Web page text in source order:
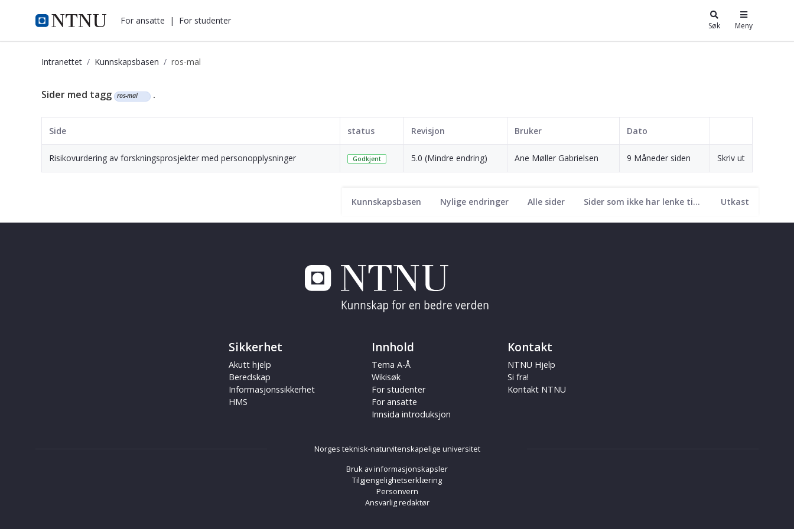
i.ntnu.no For ansatte | For studenter Søk Meny
Intranettet Kunnskapsbasen ros-mal
Kunnskapsbasen
Kunnskapsbasen Nylige endringer Alle sider Sider som ikke har lenke til seg Utkast
Sider med tagg ros-mal .
Side status Revisjon Bruker Dato
Risikovurdering av forskningsprosjekter med personopplysninger Godkjent 5.0 (Mindre endring) Ane Møller Gabrielsen 9 Måneder siden Skriv ut
Sikkerhet
Akutt hjelp
Beredskap
Informasjonssikkerhet
HMS
Innhold
Tema A-Å
Wikisøk
For studenter
For ansatte
Innsida introduksjon
Kontakt
NTNU Hjelp
Si fra!
Kontakt NTNU
Norges teknisk-naturvitenskapelige universitet
Bruk av informasjonskapsler
Tilgjengelighetserklæring
Personvern
Ansvarlig redaktør